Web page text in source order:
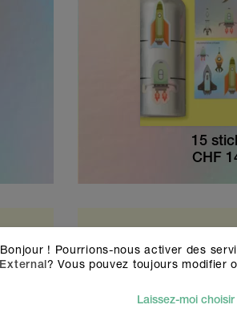
15
CHF
Bonjour ! Pourrions-nous activer des
External? Vous pouvez toujours modifier
Laissez-moi choisir